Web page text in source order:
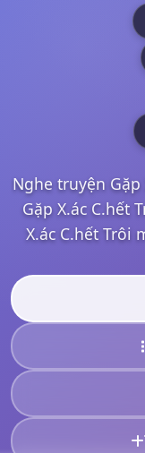
Nghe truyện
Gặp X.ác C.hết
X.ác C.hết Trôi